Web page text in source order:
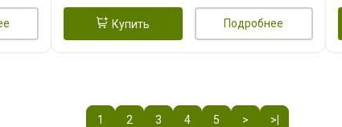
Купить Подробнее
1 2 3 4 5 > >|